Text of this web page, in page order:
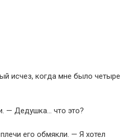
исчез, когда мне было четыре
— Дедушка… что это?
его обмякли. — Я хотел